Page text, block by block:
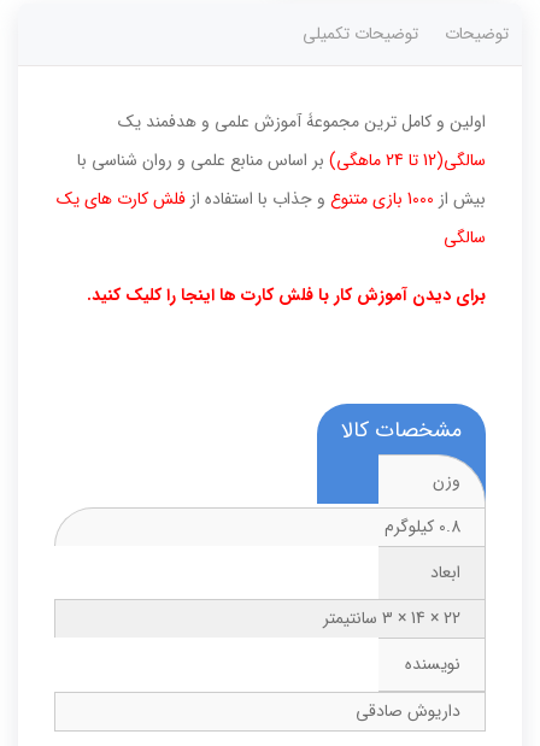
توضیحات توضیحات تکمیلی
اولین و کامل ترین مجموعۀ آموزش علمی و هدفمند یک
سالگی(12 تا 24 ماهگی)
بر اساس منابع علمی و روان شناسی با
بیش از 1000 بازی متنوع و جذاب با استفاده از فلش کارت های یک
سالگی
برای دیدن آموزش کار با فلش کارت ها اینجا را کلیک کنید.
مشخصات کالا
وزن
0.8 کیلوگرم
ابعاد
22 × 14 × 3 سانتیمتر
نویسنده
داریوش صادقی